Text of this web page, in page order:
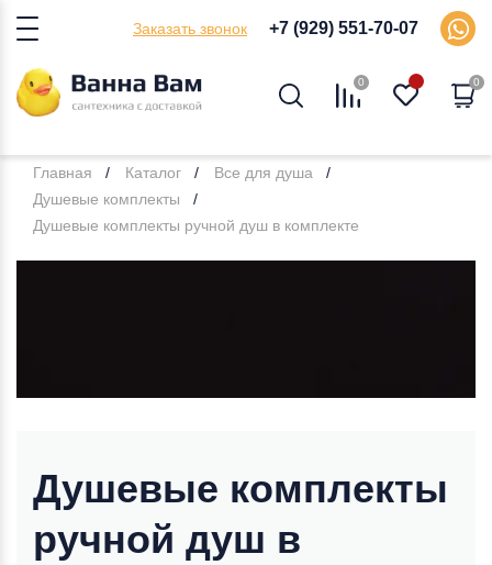
Заказать звонок +7 (929) 551-70-07
0 0
Главная Каталог
Все для душа
Душевые комплекты
Душевые комплекты ручной душ в комплекте
Душевые комплекты
ручной душ в